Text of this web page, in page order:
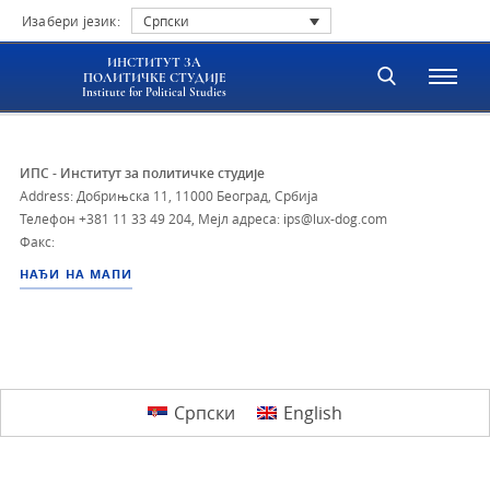
Изабери језик: Српски
ИНСТИТУТ ЗА
ПОЛИТИЧКЕ СТУДИЈЕ
Institute for Political Studies
ИПС - Институт за политичке студије
Address: Добрињска 11, 11000 Београд, Србија
Телефон +381 11 33 49 204 Мејл адреса: ips@lux-dog.com
Факс:
НАЂИ НА МАПИ
Српски English